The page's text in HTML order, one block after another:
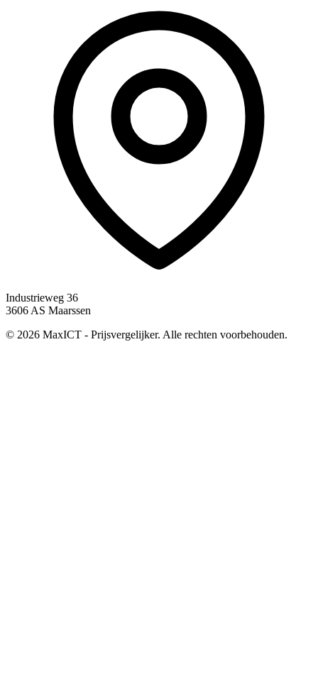
Industrieweg 36
3606 AS Maarssen
© 2026 MaxICT - Prijsvergelijker. Alle rechten voorbehouden.